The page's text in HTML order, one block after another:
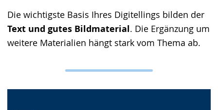
Die wichtigste Basis Ihres Digitellings bilden der
Text und gutes Bildmaterial. Die Ergänzung um
weitere Materialien hängt stark vom Thema ab.